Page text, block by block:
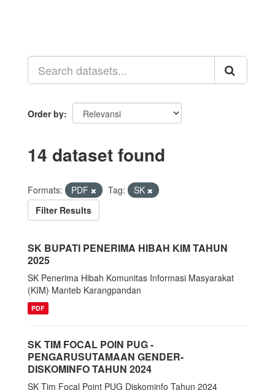
Order by
14 dataset found
Formats: PDF Tag:
SK
Filter Results
SK BUPATI PENERIMA HIBAH KIM TAHUN
2025
SK Penerima Hibah Komunitas Informasi Masyarakat
(KIM) Manteb Karangpandan
PDF
SK TIM FOCAL POIN PUG -
PENGARUSUTAMAAN GENDER-
DISKOMINFO TAHUN 2024
SK Tim Focal Point PUG Diskominfo Tahun 2024